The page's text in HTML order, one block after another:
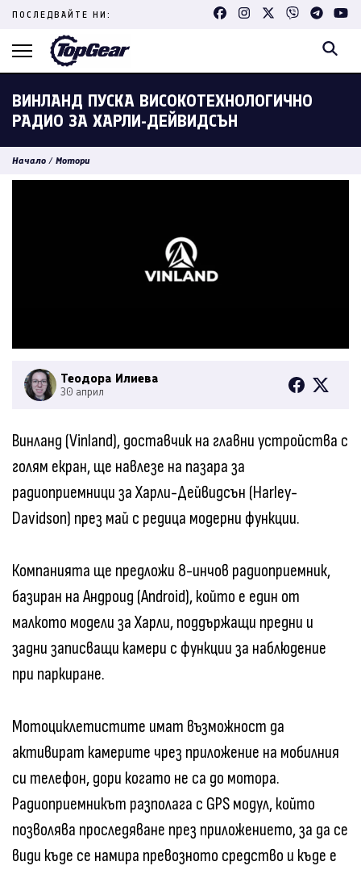
Skip
content
ПОСЛЕДВАЙТЕ НИ:
ВИНЛАНД ПУСКА ВИСОКОТЕХНОЛОГИЧНО
РАДИО ЗА ХАРЛИ-ДЕЙВИДСЪН
Начало / Мотори
Теодора Илиева
30 април
Винланд (Vinland), доставчик на главни устройства с
голям екран, ще навлезе на пазара за
радиоприемници за Харли-Дейвидсън (Harley-
Davidson) през май с редица модерни функции.
Компанията ще предложи 8-инчов радиоприемник,
базиран на Андроид (Android), който е един от
малкото модели за Харли, поддържащи предни и
задни записващи камери с функции за наблюдение
при паркиране.
Мотоциклетистите имат възможност да
активират камерите чрез приложение на мобилния
си телефон, дори когато не са до мотора.
Радиоприемникът разполага с GPS модул, който
позволява проследяване през приложението, за да се
види къде се намира превозното средство и къде е